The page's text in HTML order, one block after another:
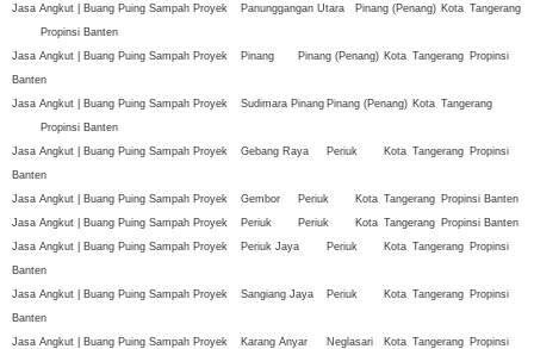
Jasa Angkut | Buang Puing Sampah Proyek
Panunggangan Utara Pinang (Penang) Kota Tangerang
Propinsi Banten
Jasa Angkut | Buang Puing Sampah Proyek
Pinang Pinang (Penang) Kota Tangerang Propinsi
Banten
Jasa Angkut | Buang Puing Sampah Proyek
Sudimara Pinang Pinang (Penang) Kota Tangerang
Propinsi Banten
Jasa Angkut | Buang Puing Sampah Proyek
Gebang Raya Periuk Kota Tangerang Propinsi
Banten
Jasa Angkut | Buang Puing Sampah Proyek
Gembor Periuk Kota Tangerang Propinsi Banten
Jasa Angkut | Buang Puing Sampah Proyek
Periuk Periuk Kota Tangerang Propinsi Banten
Jasa Angkut | Buang Puing Sampah Proyek
Periuk Jaya Periuk Kota Tangerang Propinsi
Banten
Jasa Angkut | Buang Puing Sampah Proyek
Sangiang Jaya Periuk Kota Tangerang Propinsi
Banten
Jasa Angkut | Buang Puing Sampah Proyek
Karang Anyar Neglasari Kota Tangerang Propinsi